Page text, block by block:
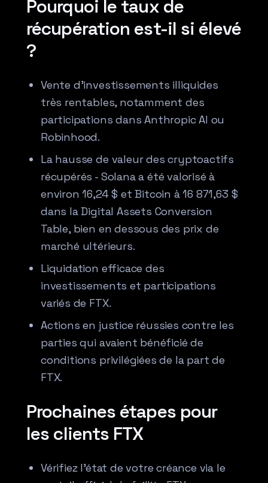
Pourquoi le taux de
récupération est-il si élevé
?
Vente d’investissements illiquides
très rentables, notamment des
participations dans Anthropic AI ou
Robinhood.
La hausse de valeur des cryptoactifs
récupérés - Solana a été valorisé à
environ 16,24 $ et Bitcoin à 16 871,63 $
dans la Digital Assets Conversion
Table, bien en dessous des prix de
marché ultérieurs.
Liquidation efficace des
investissements et participations
variés de FTX.
Actions en justice réussies contre les
parties qui avaient bénéficié de
conditions privilégiées de la part de
FTX.
Prochaines étapes pour
les clients FTX
Vérifiez l’état de votre créance via le